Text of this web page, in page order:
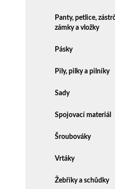
Panty, petlice,
zámky a vložky
Pásky
Pily, pilky a pilníky
Sady
Spojovací materiál
Šroubováky
Vrtáky
Žebříky a schůdky